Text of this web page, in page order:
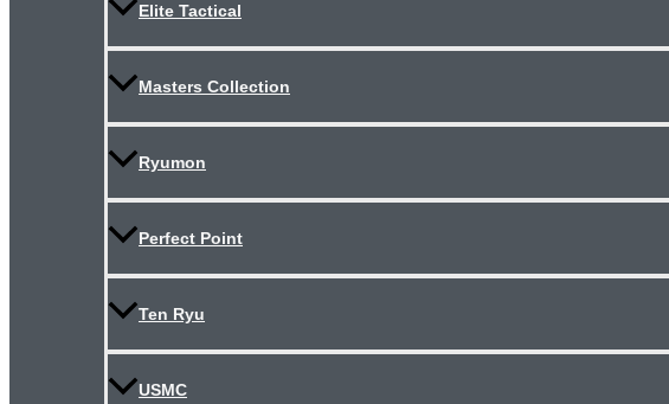
Elite Tactical
Masters Collection
Ryumon
Perfect Point
Ten Ryu
USMC